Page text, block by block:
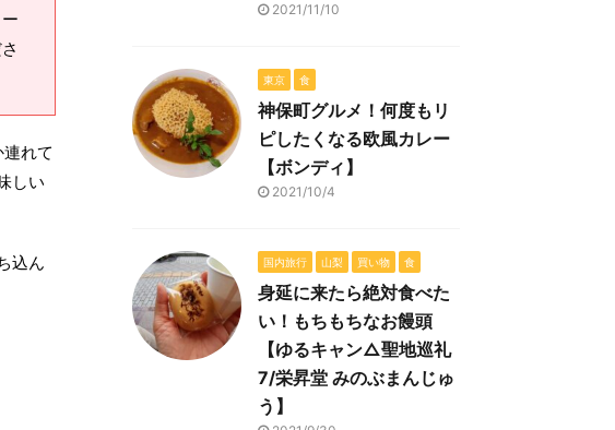
連れて
しい
込ん
2021/11/10
東京 食
神保町グルメ！何度もリ
ピしたくなる欧風カレー
【ボンディ】
2021/10/4
国内旅行 山梨 買い物 食
身延に来たら絶対食べた
い！もちもちなお饅頭
【ゆるキャン△聖地巡礼
7/栄昇堂 みのぶまんじゅ
う】